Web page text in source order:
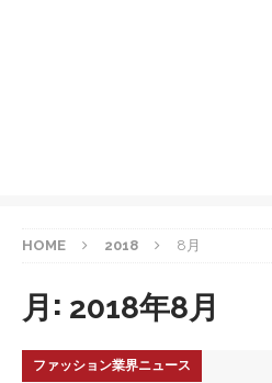
HOME 2018 8月
月: 2018年8月
ファッション業界ニュース